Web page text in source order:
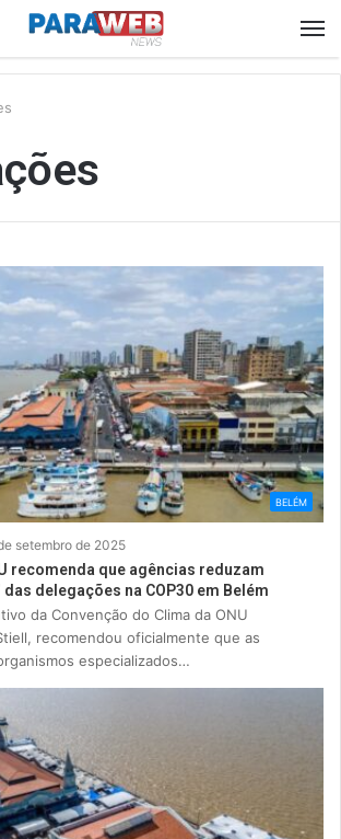
BELÉM
setembro de 2025
recomenda que agências reduzam
delegações na COP30 em Belém
da Convenção do Clima da ONU
recomendou oficialmente que as
especializados…